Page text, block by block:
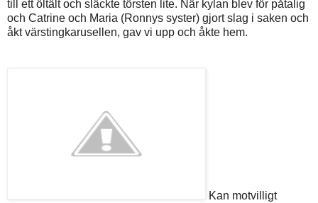
till ett öltält och släckte törsten lite. När kylan blev för påtalig
och Catrine och Maria (Ronnys syster) gjort slag i saken och
åkt värstingkarusellen, gav vi upp och åkte hem.
Kan motvilligt